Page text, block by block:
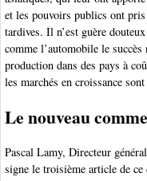
et les pouvoirs publics ont
tardives. Il n’est guère
comme l’automobile le
production dans des pays à
les marchés en croissance
Le nouveau
Pascal Lamy, Directeur
signe le troisième article de ce